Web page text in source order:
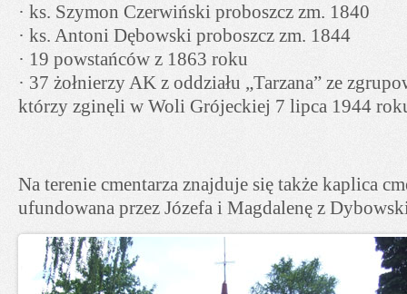
· ks. Szymon Czerwiński proboszcz zm. 1840
· ks. Antoni Dębowski proboszcz zm. 1844
· 19 powstańców z 1863 roku
· 37 żołnierzy AK z oddziału „Tarzana” ze
którzy zginęli w Woli Grójeckiej 7 lipca 1944
Na terenie cmentarza znajduje się także kaplica
ufundowana przez Józefa i Magdalenę z